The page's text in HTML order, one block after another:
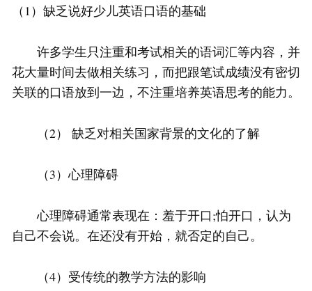
（1）缺乏说好少儿英语口语的基础
许多学生只注重和考试相关的语词汇等内容，并
花大量时间去做相关练习，而把跟笔试成绩没有密切
关联的口语放到一边，不注重培养英语思考的能力。
（2） 缺乏对相关国家背景的文化的了解
（3）心理障碍
心理障碍通常表现在：羞于开口;怕开口，认为
自己不会说。在还没有开始，就否定的自己。
（4）受传统的教学方法的影响